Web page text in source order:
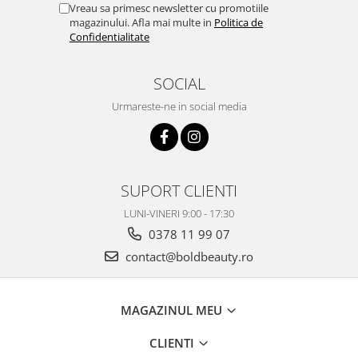
Vreau sa primesc newsletter cu promotiile
magazinului. Afla mai multe in Politica de
Confidentialitate
SOCIAL
Urmareste-ne in social media
SUPORT CLIENTI
LUNI-VINERI 9:00 - 17:30
0378 11 99 07
contact@boldbeauty.ro
MAGAZINUL MEU
CLIENTI